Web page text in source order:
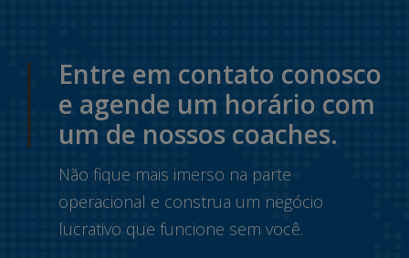
Entre em contato conosco
e agende um horário com
um de nossos coaches.
Não fique mais imerso na parte
operacional e construa um negócio
lucrativo que funcione sem você.